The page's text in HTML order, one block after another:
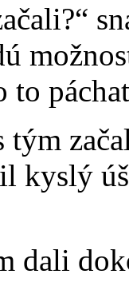
to
tým
kyslý
dali